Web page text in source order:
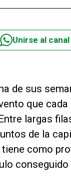
Unirse al
de sus
que
largas
de la
como
conseguido